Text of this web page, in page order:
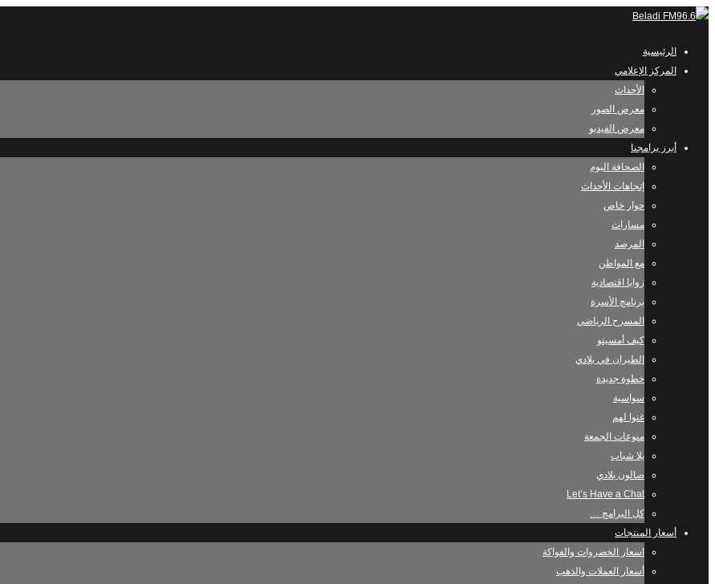
الرئيسية
المركز الإعلامي
الأحداث
معرض الصور
معرض الفيديو
أبرز برامجنا
الصحافة اليوم
إتجاهات الأحداث
حوار خاص
مسارات
المرصد
مع المواطن
زوايا اقتصادية
برنامج الأسرة
المسرح الرياضي
كيف أمسيتو
الطيران في بلادي
خطوة جديدة
سواسية
غنوا لهم
منوعات الجمعة
يلا شباب
صالون بلادي
Let’s Have a Chat
كل البرامج …
أسعار المنتجات
اسعار الخضروات والفواكة
أسعار العملات والذهب